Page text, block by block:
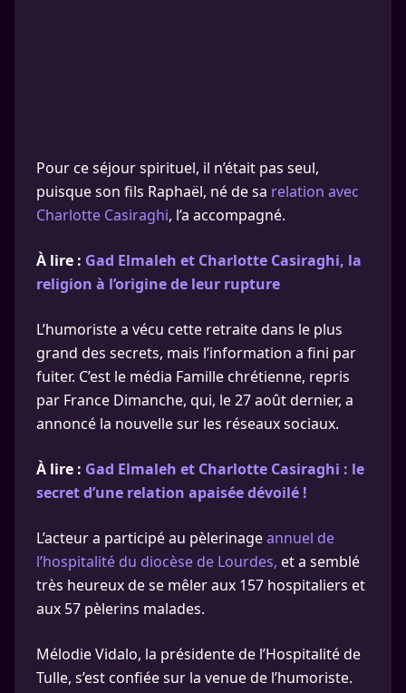
Pour ce séjour spirituel, il n’était pas seul,
puisque son fils Raphaël, né de sa relation avec
Charlotte Casiraghi, l’a accompagné.
À lire : Gad Elmaleh et Charlotte Casiraghi, la
religion à l’origine de leur rupture
L’humoriste a vécu cette retraite dans le plus
grand des secrets, mais l’information a fini par
fuiter. C’est le média Famille chrétienne, repris
par France Dimanche, qui, le 27 août dernier, a
annoncé la nouvelle sur les réseaux sociaux.
À lire : Gad Elmaleh et Charlotte Casiraghi : le
secret d’une relation apaisée dévoilé !
L’acteur a participé au pèlerinageannuel de
l’hospitalité du diocèse de Lourdes, et a semblé
très heureux de se mêler aux 157 hospitaliers et
aux 57 pèlerins malades.
Mélodie Vidalo, la présidente de l’Hospitalité de
Tulle, s’est confiée sur la venue de l’humoriste.